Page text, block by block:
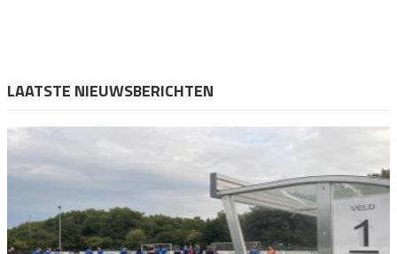
LAATSTE NIEUWSBERICHTEN